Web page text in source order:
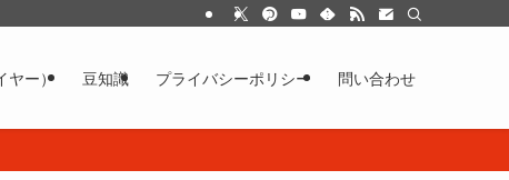
ヤー） 豆知識 プライバシーポリシー 問い合わせ